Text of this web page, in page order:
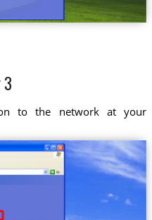
3
to the network at your